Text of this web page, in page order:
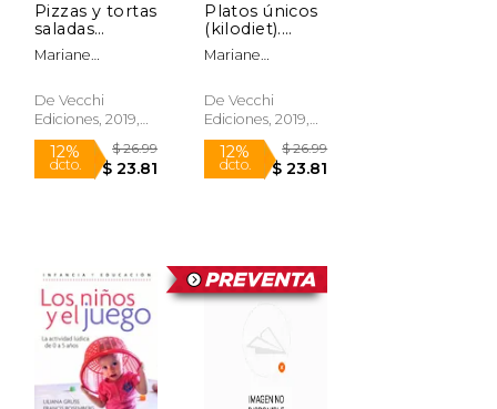
dcto. $ 23.81 dcto. $ 6.62
Pizzas y tortas
saladas
(kilodiet).
Pizzas ligeras
equilibradas
para disfrutar
sin
remordimientos
Mariane
De Vecchi
Ediciones, 2019,
Tapa Dura,
Nuevo
Platos únicos
(kilodiet).
Recetas
completas y
para comer
bien con un
solo plato
Mariane
De Vecchi
Ediciones, 2019,
Tapa Dura,
Nuevo